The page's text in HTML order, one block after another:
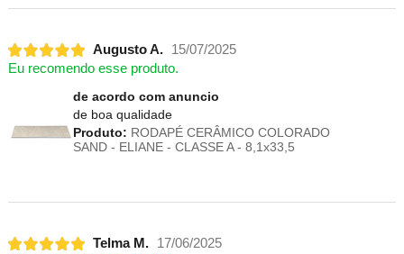
Augusto A.
15/07/2025
Eu recomendo esse produto.
de acordo com anuncio
de boa qualidade
Produto: RODAPÉ CERÂMICO COLORADO
SAND - ELIANE - CLASSE A - 8,1x33,5
Telma M.
17/06/2025